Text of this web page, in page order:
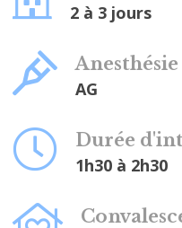
2 à 3 jours
Anesthésie
AG
Durée
1h30 à 2h30